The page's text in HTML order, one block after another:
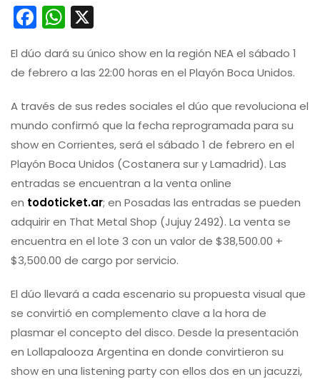
Facebook
WhatsApp
El dúo dará su único show en la región NEA el sábado 1
de febrero a las 22:00 horas en el Playón Boca Unidos.
A través de sus redes sociales el dúo que revoluciona el
mundo confirmó que la fecha reprogramada para su
show en Corrientes, será el sábado 1 de febrero en el
Playón Boca Unidos (Costanera sur y Lamadrid). Las
entradas se encuentran a la venta online
en todoticket.ar; en Posadas las entradas se pueden
adquirir en That Metal Shop (Jujuy 2492). La venta se
encuentra en el lote 3 con un valor de $38,500.00 +
$3,500.00 de cargo por servicio.
El dúo llevará a cada escenario su propuesta visual que
se convirtió en complemento clave a la hora de
plasmar el concepto del disco. Desde la presentación
en Lollapalooza Argentina en donde convirtieron su
show en una listening party con ellos dos en un jacuzzi,